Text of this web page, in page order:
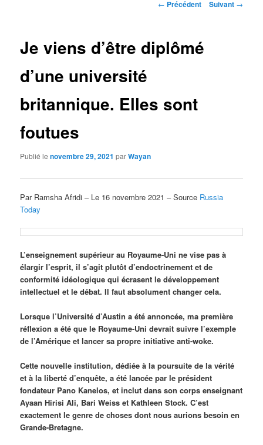
Navigation
← Précédent Suivant →
Je viens d’être diplômé
d’une université
britannique. Elles sont
foutues
Publié lenovembre 29, 2021 parWayan
Par Ramsha Afridi – Le 16 novembre 2021 – Source Russia
Today
L’enseignement supérieur au Royaume-Uni ne vise pas à
élargir l’esprit, il s’agit plutôt d’endoctrinement et de
conformité idéologique qui écrasent le développement
intellectuel et le débat. Il faut absolument changer cela.
Lorsque l’Université d’Austin a été annoncée, ma première
réflexion a été que le Royaume-Uni devrait suivre l’exemple
de l’Amérique et lancer sa propre initiative anti-woke.
Cette nouvelle institution, dédiée à la poursuite de la vérité
et à la liberté d’enquête, a été lancée par le président
fondateur Pano Kanelos, et inclut dans son corps enseignant
Ayaan Hirisi Ali, Bari Weiss et Kathleen Stock. C’est
exactement le genre de choses dont nous aurions besoin en
Grande-Bretagne.